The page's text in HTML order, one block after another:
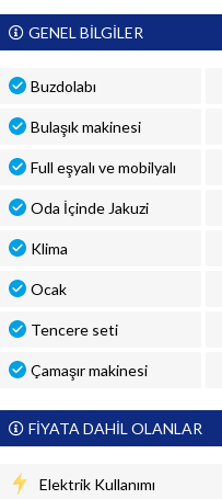
GENEL BİLGİLER
Buzdolabı
Bulaşık makinesi
Full eşyalı ve mobilyalı
Oda İçinde Jakuzi
Klima
Ocak
Tencere seti
Çamaşır makinesi
FİYATA DAHİL OLANLAR
Elektrik Kullanımı